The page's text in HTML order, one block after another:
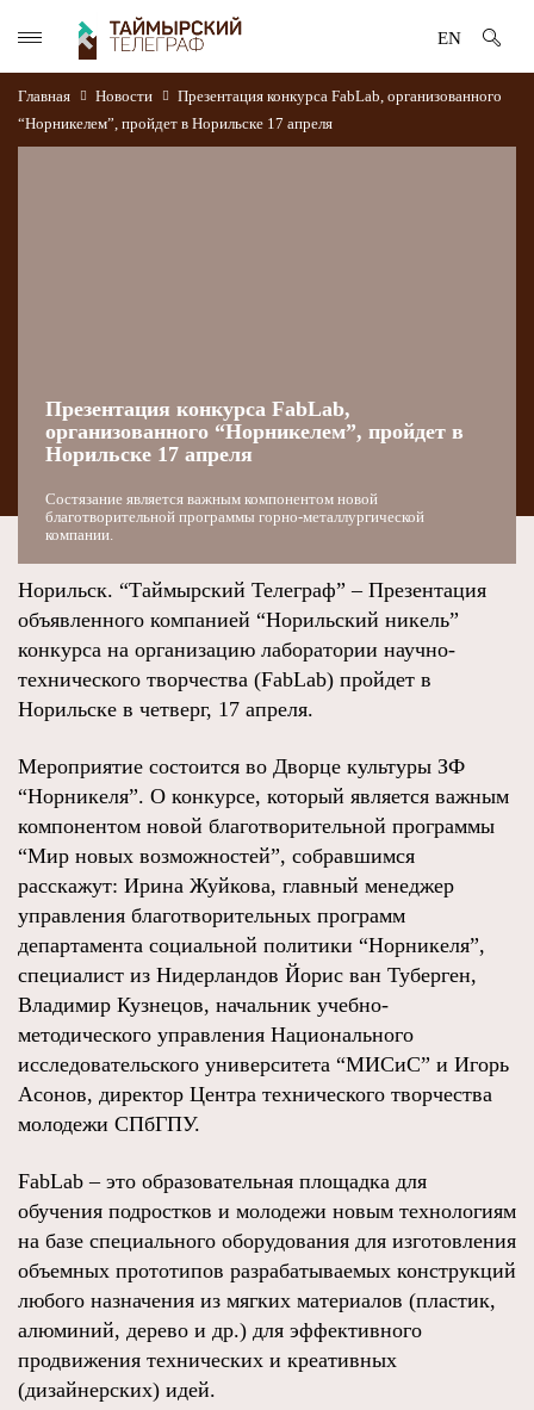
EN
Главная Новости
Презентация конкурса FabLab, организованного
“Норникелем”, пройдет в Норильске 17 апреля
Презентация конкурса FabLab,
организованного “Норникелем”, пройдет в
Норильске 17 апреля
Состязание является важным компонентом новой
благотворительной программы горно-металлургической
компании.
Норильск. “Таймырский Телеграф” – Презентация
объявленного компанией “Норильский никель”
конкурса на организацию лаборатории научно-
технического творчества (FabLab) пройдет в
Норильске в четверг, 17 апреля.
Мероприятие состоится во Дворце культуры ЗФ
“Норникеля”. О конкурсе, который является важным
компонентом новой благотворительной программы
“Мир новых возможностей”, собравшимся
расскажут: Ирина Жуйкова, главный менеджер
управления благотворительных программ
департамента социальной политики “Норникеля”,
специалист из Нидерландов Йорис ван Туберген,
Владимир Кузнецов, начальник учебно-
методического управления Национального
исследовательского университета “МИСиС” и Игорь
Асонов, директор Центра технического творчества
молодежи СПбГПУ.
FabLab – это образовательная площадка для
обучения подростков и молодежи новым технологиям
на базе специального оборудования для изготовления
объемных прототипов разрабатываемых конструкций
любого назначения из мягких материалов (пластик,
алюминий, дерево и др.) для эффективного
продвижения технических и креативных
(дизайнерских) идей.